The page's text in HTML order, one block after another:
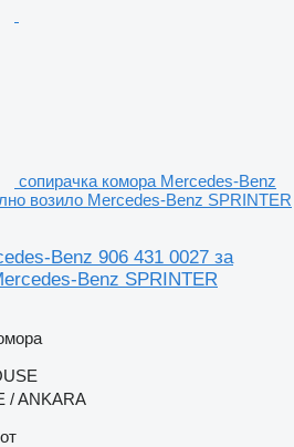
сопирачка комора Mercedes-Benz
возило Mercedes-Benz SPRINTER
Benz 906 431 0027 за
Benz SPRINTER
/ ANKARA